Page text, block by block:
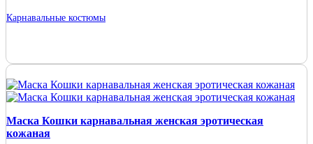
Карнавальные костюмы
Маска Кошки карнавальная женская эротическая
кожаная